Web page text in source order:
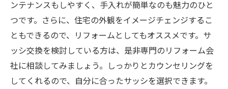
ンテナンスもしやすく、手入れが簡単なのも魅力のひと
つです。さらに、住宅の外観をイメージチェンジするこ
ともできるので、リフォームとしてもオススメです。サ
ッシ交換を検討している方は、是非専門のリフォーム会
社に相談してみましょう。しっかりとカウンセリングを
してくれるので、自分に合ったサッシを選択できます。